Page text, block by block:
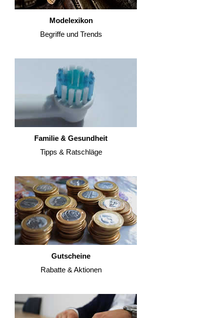
Modelexikon
Begriffe und Trends
Familie & Gesundheit
Tipps & Ratschläge
Gutscheine
Rabatte & Aktionen